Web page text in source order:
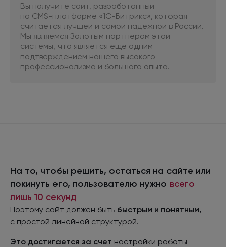
Вы получите сайт, разработанный
на CMS-платформе «1С-Битрикс», которая
считается лучшей и самой надежной в России.
Мы являемся Золотым партнером этой
системы, что является еще одним
подтверждением нашего высокого
профессионализма и большого опыта.
На то, чтобы решить, остаться на сайте или
покинуть его, пользователю нужно всего
лишь 10 секунд
Поэтому сайт должен быть быстрым и понятным,
с простой линейной структурой.
Это достигается за счет настройки работы